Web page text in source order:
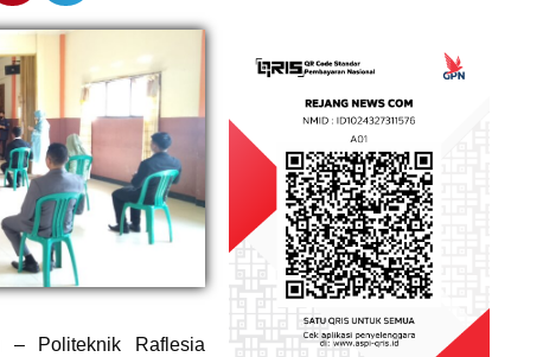
– Politeknik Raflesia